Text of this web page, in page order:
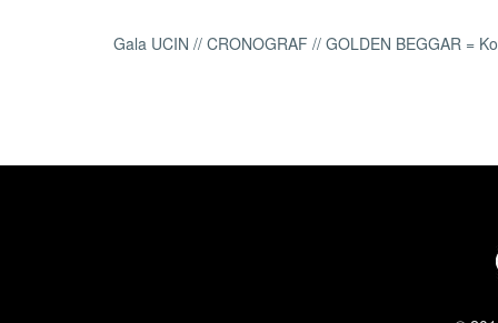
Gala UCIN // CRONOGRAF // GOLDEN BEGGAR =